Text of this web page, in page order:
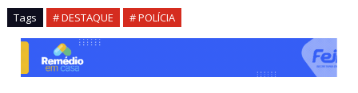
Tags # DESTAQUE # POLÍCIA